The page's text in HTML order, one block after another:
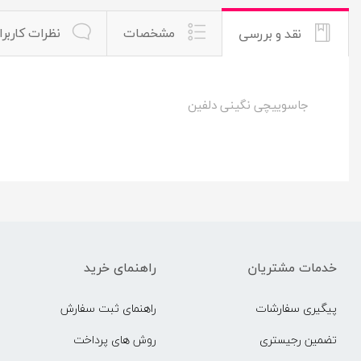
نقد و بررسی مشخصات نظرات
جاسوییچی نگینی دلفین
خدمات مشتریان
پیگیری سفارشات
تضمین رجیستری
راهنمای خرید
راهنمای ثبت سفارش
روش های پرداخت